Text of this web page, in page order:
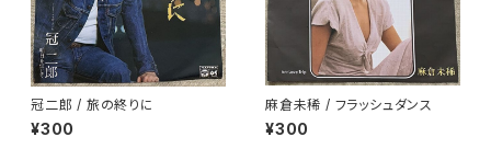
冠二郎 / 旅の終りに
¥300
麻倉未稀 / フラッシュダンス
¥300